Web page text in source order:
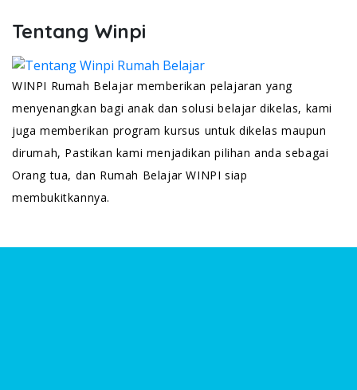
Tentang Winpi
WINPI Rumah Belajar memberikan pelajaran yang
menyenangkan bagi anak dan solusi belajar dikelas, kami
juga memberikan program kursus untuk dikelas maupun
dirumah, Pastikan kami menjadikan pilihan anda sebagai
Orang tua, dan Rumah Belajar WINPI siap
membukitkannya.